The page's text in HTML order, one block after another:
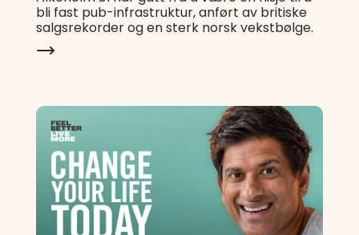
bli fast pub-infrastruktur, anført av britiske
salgsrekorder og en sterk norsk vekstbølge.